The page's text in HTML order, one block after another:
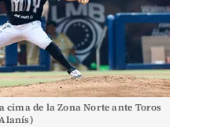
cima de la Zona Norte ante Toros